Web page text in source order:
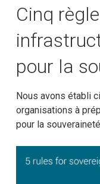
Cinq
pour la
Nous avons établi
organisations à
pour la